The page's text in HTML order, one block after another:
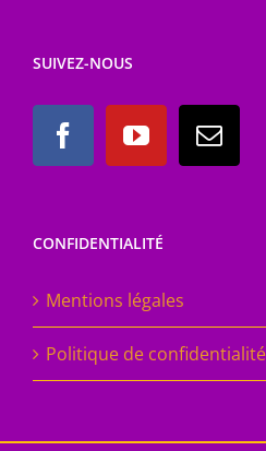
SUIVEZ-NOUS
CONFIDENTIALITÉ
Mentions légales
Politique de confidentialité